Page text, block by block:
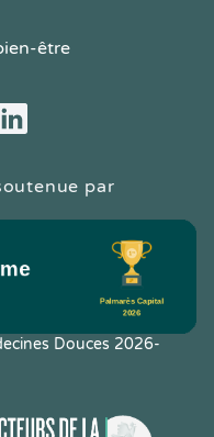
être
par
Douces 2026-